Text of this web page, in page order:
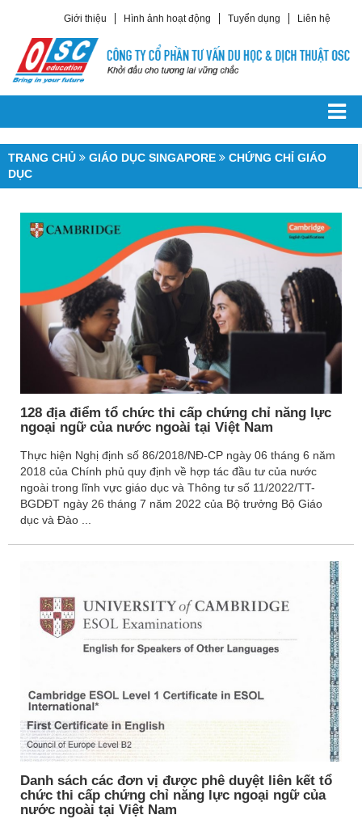
Giới thiệu Hình ảnh hoạt động Tuyển dụng Liên hệ
TRANG CHỦ GIÁO DỤC SINGAPORE
CHỨNG CHỈ GIÁO
DỤC
128 địa điểm tổ chức thi cấp chứng chỉ năng lực
ngoại ngữ của nước ngoài tại Việt Nam
Thực hiện Nghị định số 86/2018/NĐ-CP ngày 06 tháng 6 năm
2018 của Chính phủ quy định về hợp tác đầu tư của nước
ngoài trong lĩnh vực giáo dục và Thông tư số 11/2022/TT-
BGDĐT ngày 26 tháng 7 năm 2022 của Bộ trưởng Bộ Giáo
dục và Đào ...
Danh sách các đơn vị được phê duyệt liên kết tổ
chức thi cấp chứng chỉ năng lực ngoại ngữ của
nước ngoài tại Việt Nam
TRANG CHỦ
Du Học Châu Á
Du Học Singapore
Du Học Philippines
Du Học Đài Loan
Du Học Nhật Bản
Du Học Châu Âu
Du Học Ailen
Du Học Thụy Sỹ
Du Học Ba Lan
Du Học Pháp
Du Học Đan Mạch
Du Học Anh
Du Học Châu Phi
Du Học Newzealand
Du Học Úc
Du Học Châu Mỹ
Du Học Mỹ
LUYỆN THI CÔNG LẬP
SINGAPORE
Học Mẫu Giáo
Kindergarten Ở Singapore